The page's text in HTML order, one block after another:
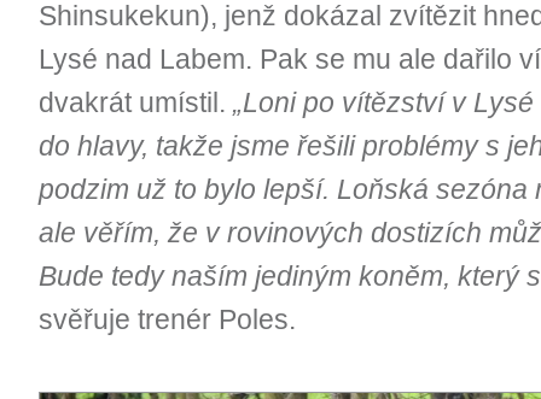
Shinsukekun), jenž dokázal zvítězit
Lysé nad Labem. Pak se mu ale dařilo
dvakrát umístil. „Loni po vítězství v
do hlavy, takže jsme řešili problémy s
podzim už to bylo lepší. Loňská sezóna
ale věřím, že v rovinových dostizích
Bude tedy naším jediným koněm, který
svěřuje trenér Poles.